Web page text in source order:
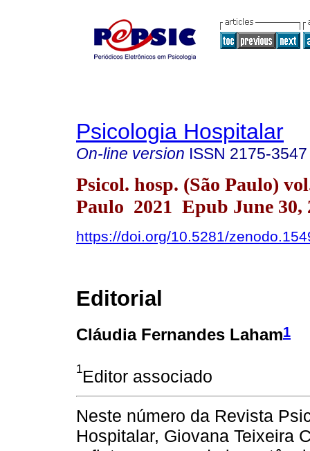
Psicologia Hospitalar
On-line version ISSN 2175-3547
Psicol. hosp. (São Paulo)
Paulo 2021 Epub June 30,
https://doi.org/10.5281/
Editorial
Cláudia Fernandes Laham1
1Editor associado
Neste número da Revista
Hospitalar, Giovana Teixeira